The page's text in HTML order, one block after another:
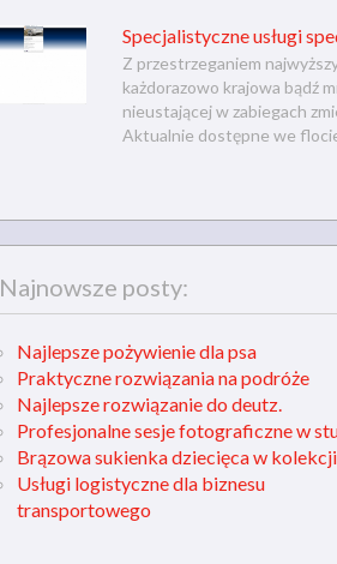
Specjalistyczne usługi
Z przestrzeganiem
każdorazowo krajowa bądź
nieustającej w zabiegach
Aktualnie dostępne we
Najnowsze posty:
Najlepsze pożywienie dla psa
Praktyczne rozwiązania na podróże
Najlepsze rozwiązanie do deutz.
Profesjonalne sesje fotograficzne w
Brązowa sukienka dziecięca w
Usługi logistyczne dla biznesu
transportowego